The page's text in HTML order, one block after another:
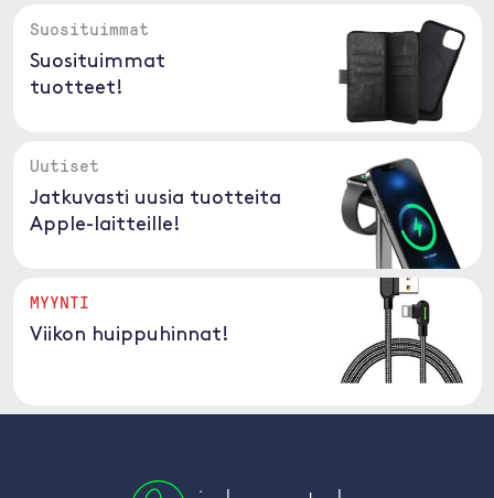
Suosituimmat
Suosituimmat
tuotteet!
Uutiset
Jatkuvasti uusia tuotteita
Apple-laitteille!
MYYNTI
Viikon huippuhinnat!